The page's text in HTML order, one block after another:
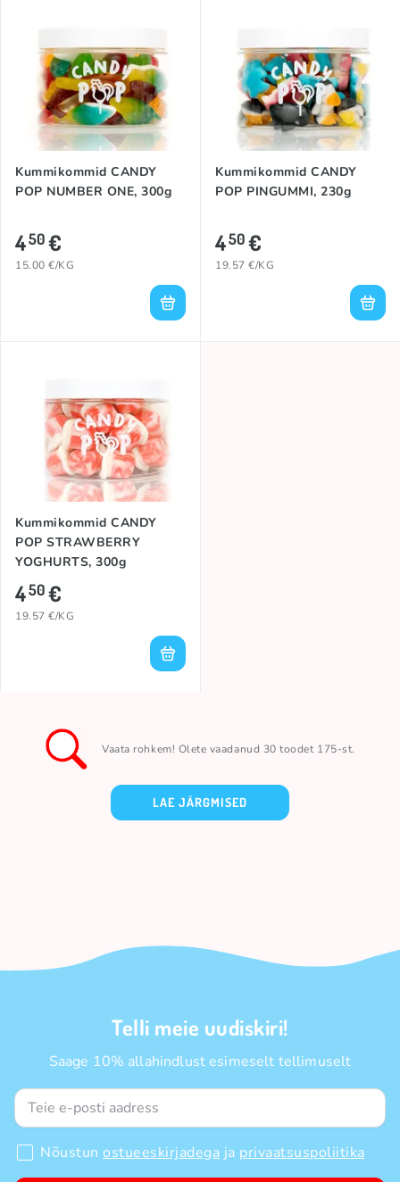
Kummikommid CANDY
POP NUMBER ONE, 300g
450€
15.00 €/KG
Kummikommid CANDY
POP PINGUMMI, 230g
450€
19.57 €/KG
Kummikommid CANDY
POP STRAWBERRY
YOGHURTS, 300g
450€
19.57 €/KG
Vaata rohkem! Olete vaadanud 30 toodet 175-st.
LAE JÄRGMISED
Telli meie uudiskiri!
Saage 10% allahindlust esimeselt tellimuselt
Nõustun ostueeskirjadega ja privaatsuspoliitika